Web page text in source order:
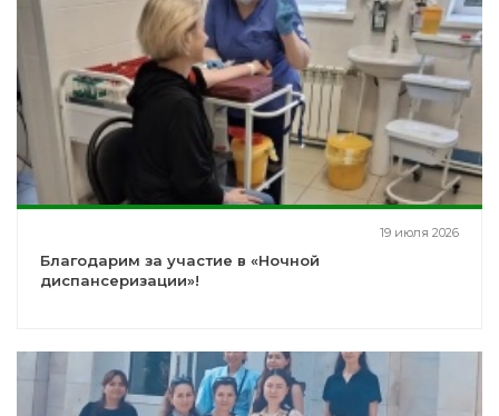
19 июля 2026
Благодарим за участие в «Ночной
диспансеризации»!